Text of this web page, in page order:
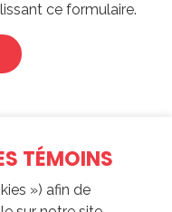
ce formulaire.
TÉMOINS
») afin de